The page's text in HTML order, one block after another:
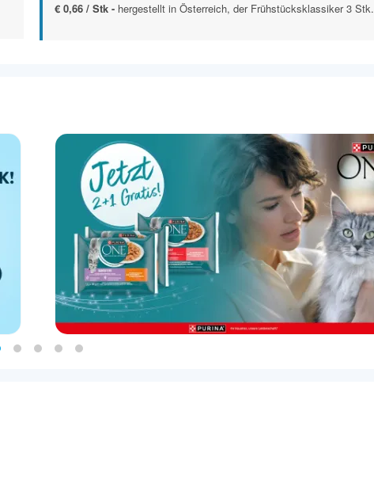
€ 0,66 / Stk - hergestellt in Österreich, der Frühstücksklassiker 3 Stk.